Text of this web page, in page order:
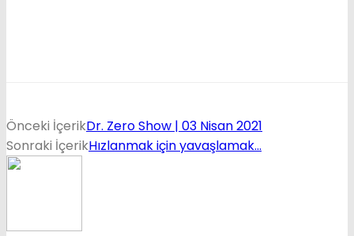
Önceki İçerikDr. Zero Show | 03 Nisan 2021
Sonraki İçerikHızlanmak için yavaşlamak…